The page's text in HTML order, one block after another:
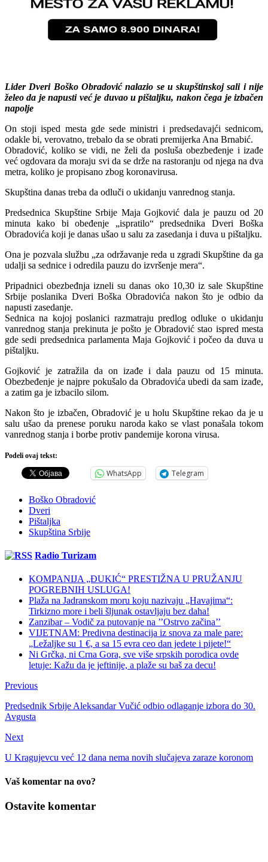
Lider Dveri Boško Obradović nalazio se u skupštinskoj sali i nije
želeo da je napusti već je duvao u pištaljku, nakon čega je izbačen
napolje
On stoji isped mesta gde sede ministri i predsedavajći sednicom,
odakle bi, verovatno, trebalo da se obrati premijerka Ana Brnabić.
Obradović, koliko se vidi, ne želi da posluša obezbeđenje i izađe
već ogdovara da moraju svi da se drže na rastoranju od njega na dva
metra, koliko je propisano zbog koronavirusa.
Skupština danas treba da odluči o ukidanju vanrednog stanja.
Predsednica Skupštine Srbije Maja Gojković dala je pauzu od 20
minuta kako bi obeđenje „ispratilo“ predsednika Dveri Boška
Obradovića koji je danas ušao u salu za zasedanja i duva u pištaljku.
Ona je pozvala službu „za održavanje reda u zgradi Skupštine da ga
udalji sa sednice i odredila pauzu do izvršenje mera“.
Pripadnici obezbeđnja izneli su danas oko 10,30 iz sale Skupštine
Srbije poslanika Dveri Boška Obradovića nakon što je odbio da
napusti zasedanje.
Sednica na kojoj poslanici razmatraju predlog odluke o ukidanju
vanrednog stanja prekinuta je pošto je Obradović stao ispred mesta
gde sedi predsednica parlamenta Maja Gojković i počeo da duva u
pištaljku.
Gojković je zatražila da on izađe i dala pauzu od 15 minuta.
Obezbeđenje je najpre pokušalo da Obradovića ubedi da sam izađe,
a zatim ga je izbacilo silom.
Nakon što je izbačen, Obradović je u holu Skupštine rekao da je u
salu ušao da prenese poruku naroda kako se vlast ponašala tokom
vanrednog stanja i borbe protiv pandemije korona virusa.
Podeli ovaj tekst:
WhatsApp Telegram
Boško Obradović
Dveri
Pištaljka
Skupština Srbije
Radio Turizam
KOMPANIJA „ĐUKIĆ“ PRESTIŽNA U PRUŽANJU
POGREBNIH USLUGA!
Plaža na Jadranskom moru koju nazivaju „Havajima“:
Tirkizno more i beli šljunak ostavljaju bez daha!
Zanzibar – Vodič za putovanje na ’’Ostrvo začina’’
VIJETNAM: Predivna destinacija iz snova za male pare:
„Ležaljke su 1 €, a sa 15 evra ceo dan jedete i pijete!“
Ni Grčka, ni Crna Gora, sve više srpskih porodica ovde
letuje: Kažu da je jeftinije, a plaže su baš za decu!
Previous
Predsednik Srbije Aleksandar Vučić odbio odlaganje izbora do 30.
Avgusta
Next
U Kragujevcu već 12 dana nema novih slučajeva zaraze koronom
Vaš komentar na ovo?
Ostavite komentar